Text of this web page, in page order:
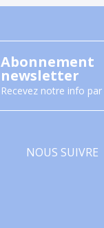
Abonnement
newsletter
Recevez notre info
NOUS SUIVRE